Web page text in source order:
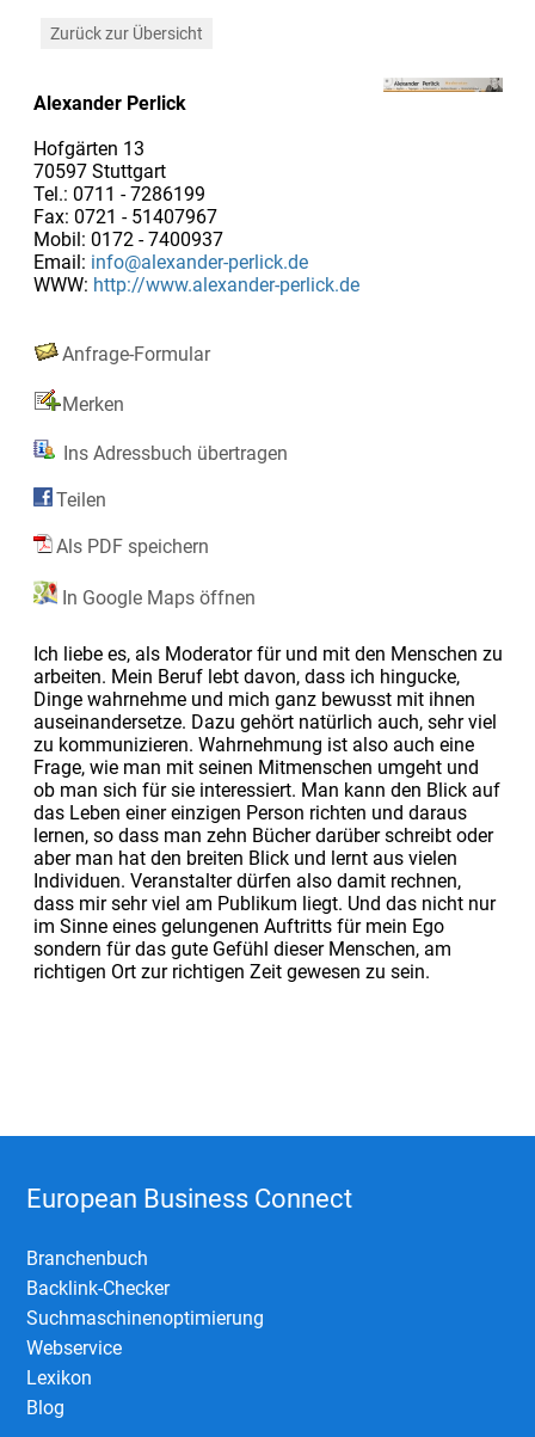
Zurück zur Übersicht
Alexander Perlick
Hofgärten 13
70597 Stuttgart
Tel.: 0711 - 7286199
Fax: 0721 - 51407967
Mobil: 0172 - 7400937
Email: info@alexander-perlick.de
WWW: http://www.alexander-perlick.de
Anfrage-Formular
Merken
Ins Adressbuch übertragen
Teilen
Als PDF speichern
In Google Maps öffnen
Ich liebe es, als Moderator für und mit den Menschen zu
arbeiten. Mein Beruf lebt davon, dass ich hingucke,
Dinge wahrnehme und mich ganz bewusst mit ihnen
auseinandersetze. Dazu gehört natürlich auch, sehr viel
zu kommunizieren. Wahrnehmung ist also auch eine
Frage, wie man mit seinen Mitmenschen umgeht und
ob man sich für sie interessiert. Man kann den Blick auf
das Leben einer einzigen Person richten und daraus
lernen, so dass man zehn Bücher darüber schreibt oder
aber man hat den breiten Blick und lernt aus vielen
Individuen. Veranstalter dürfen also damit rechnen,
dass mir sehr viel am Publikum liegt. Und das nicht nur
im Sinne eines gelungenen Auftritts für mein Ego
sondern für das gute Gefühl dieser Menschen, am
richtigen Ort zur richtigen Zeit gewesen zu sein.
European Business Connect
Branchenbuch
Backlink-Checker
Suchmaschinenoptimierung
Webservice
Lexikon
Blog